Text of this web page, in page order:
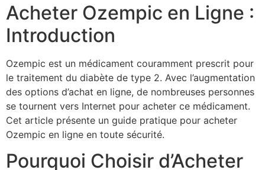
Acheter Ozempic en Ligne :
Introduction
Ozempic est un médicament couramment prescrit pour
le traitement du diabète de type 2. Avec l’augmentation
des options d’achat en ligne, de nombreuses personnes
se tournent vers Internet pour acheter ce médicament.
Cet article présente un guide pratique pour acheter
Ozempic en ligne en toute sécurité.
Pourquoi Choisir d’Acheter